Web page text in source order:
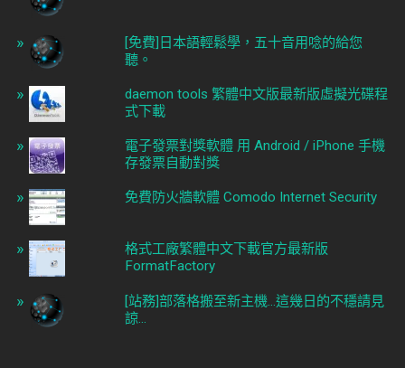
[免費]日本語輕鬆學，五十音用唸的給您
聽。
daemon tools 繁體中文版最新版虛擬光碟程
式下載
電子發票對獎軟體 用 Android / iPhone 手機
存發票自動對獎
免費防火牆軟體 Comodo Internet Security
格式工廠繁體中文下載官方最新版
FormatFactory
[站務]部落格搬至新主機...這幾日的不穩請見
諒...